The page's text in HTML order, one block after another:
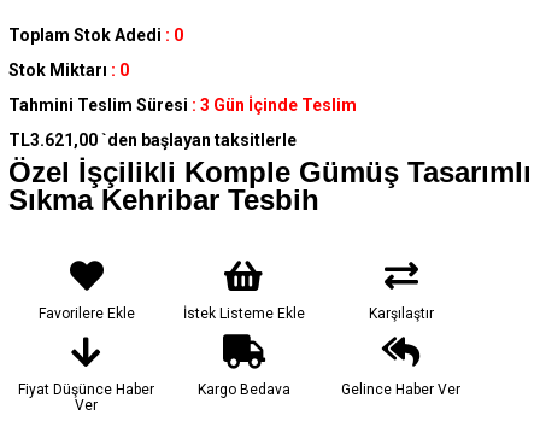
Toplam Stok Adedi : 0
Stok Miktarı : 0
Tahmini Teslim Süresi : 3 Gün İçinde Teslim
TL3.621,00 `den başlayan taksitlerle
Özel İşçilikli Komple Gümüş Tasarımlı
Sıkma Kehribar Tesbih
Favorilere Ekle İstek Listeme Ekle Karşılaştır
Fiyat Düşünce Haber
Ver
Kargo Bedava Gelince Haber Ver